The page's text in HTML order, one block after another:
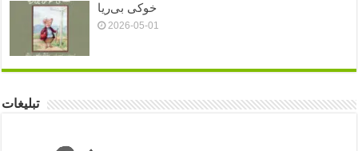
خوکی بی‌ریا
2026-05-01
تبلیغات